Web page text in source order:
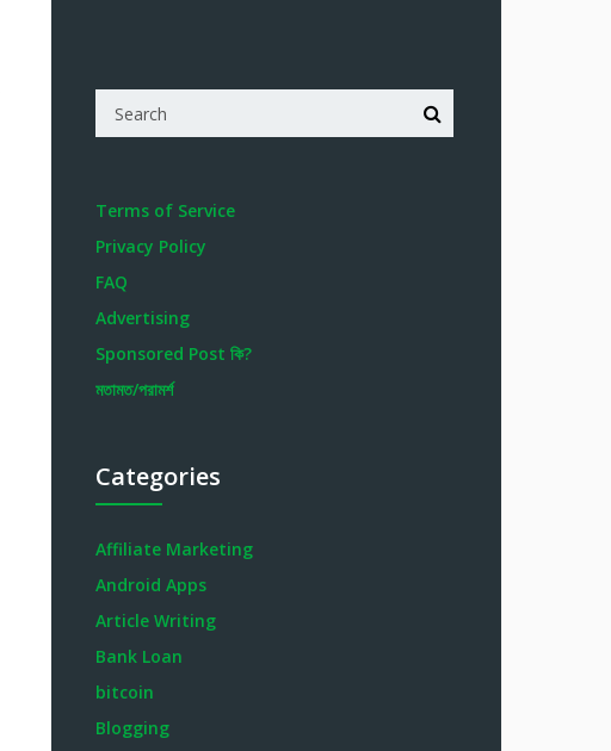
Terms of Service
Privacy Policy
FAQ
Advertising
Sponsored Post কি?
মতামত/পরামর্শ
Categories
Affiliate Marketing
Android Apps
Article Writing
Bank Loan
bitcoin
Blogging